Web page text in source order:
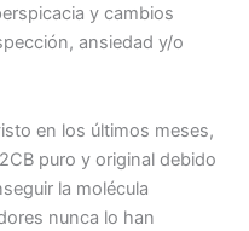
y cambios
ansiedad y/o
en los últimos meses,
puro y original debido
la molécula
nunca lo han